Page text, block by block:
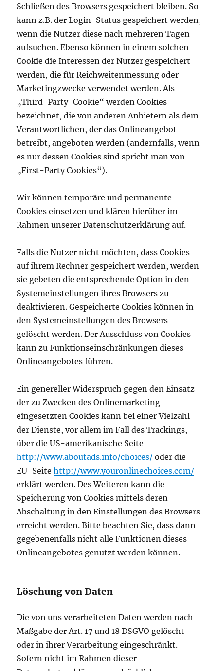
Schließen des Browsers gespeichert bleiben. So
kann z.B. der Login-Status gespeichert werden,
wenn die Nutzer diese nach mehreren Tagen
aufsuchen. Ebenso können in einem solchen
Cookie die Interessen der Nutzer gespeichert
werden, die für Reichweitenmessung oder
Marketingzwecke verwendet werden. Als
„Third-Party-Cookie“ werden Cookies
bezeichnet, die von anderen Anbietern als dem
Verantwortlichen, der das Onlineangebot
betreibt, angeboten werden (andernfalls, wenn
es nur dessen Cookies sind spricht man von
„First-Party Cookies“).
Wir können temporäre und permanente
Cookies einsetzen und klären hierüber im
Rahmen unserer Datenschutzerklärung auf.
Falls die Nutzer nicht möchten, dass Cookies
auf ihrem Rechner gespeichert werden, werden
sie gebeten die entsprechende Option in den
Systemeinstellungen ihres Browsers zu
deaktivieren. Gespeicherte Cookies können in
den Systemeinstellungen des Browsers
gelöscht werden. Der Ausschluss von Cookies
kann zu Funktionseinschränkungen dieses
Onlineangebotes führen.
Ein genereller Widerspruch gegen den Einsatz
der zu Zwecken des Onlinemarketing
eingesetzten Cookies kann bei einer Vielzahl
der Dienste, vor allem im Fall des Trackings,
über die US-amerikanische Seite
http://www.aboutads.info/choices/ oder die
EU-Seitehttp://www.youronlinechoices.com/
erklärt werden. Des Weiteren kann die
Speicherung von Cookies mittels deren
Abschaltung in den Einstellungen des Browsers
erreicht werden. Bitte beachten Sie, dass dann
gegebenenfalls nicht alle Funktionen dieses
Onlineangebotes genutzt werden können.
Löschung von Daten
Die von uns verarbeiteten Daten werden nach
Maßgabe der Art. 17 und 18 DSGVO gelöscht
oder in ihrer Verarbeitung eingeschränkt.
Sofern nicht im Rahmen dieser